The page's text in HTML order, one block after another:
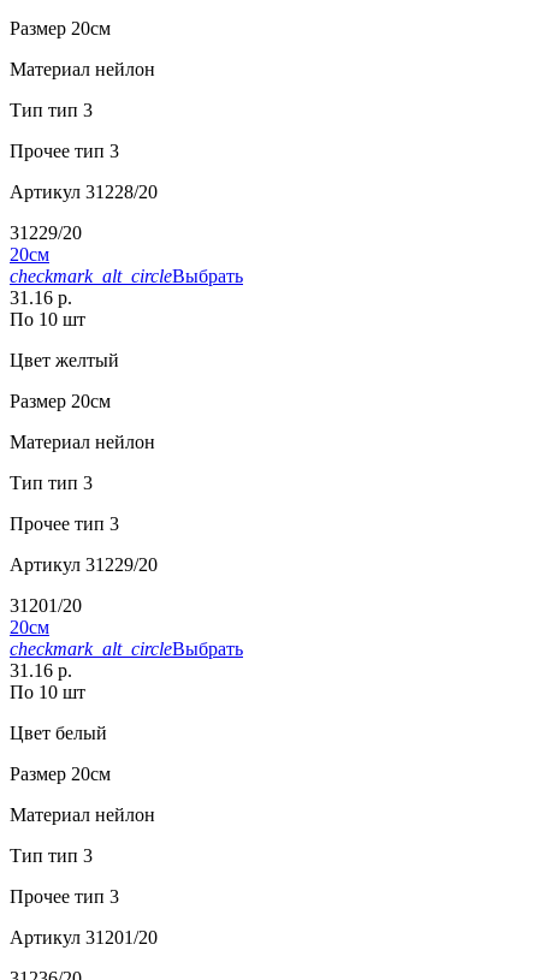
Размер 20см
Материал нейлон
Тип тип 3
Прочее тип 3
Артикул 31228/20
31229/20
20см
checkmark_alt_circleВыбрать
31.16 р.
По 10 шт
Цвет желтый
Размер 20см
Материал нейлон
Тип тип 3
Прочее тип 3
Артикул 31229/20
31201/20
20см
checkmark_alt_circleВыбрать
31.16 р.
По 10 шт
Цвет белый
Размер 20см
Материал нейлон
Тип тип 3
Прочее тип 3
Артикул 31201/20